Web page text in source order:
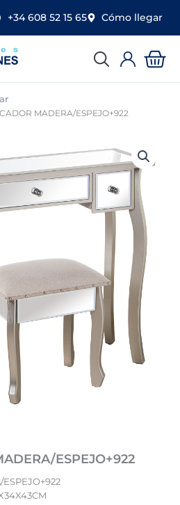
+34 608 52 15 65 Cómo llegar
MADERA/ESPEJO+922
ESPEJO+922
ESPEJO+922